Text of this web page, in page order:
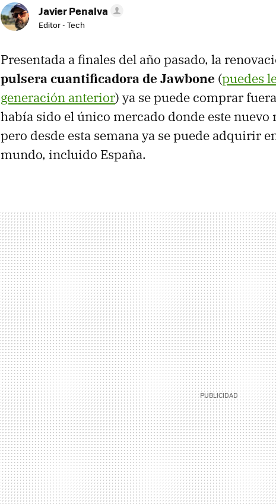
Javier Penalva
Editor - Tech
Presentada a finales del año pasado, la
pulsera cuantificadora de Jawbone (puedes
generación anterior) ya se puede comprar
había sido el único mercado donde este
pero desde esta semana ya se puede adquirir
mundo, incluido España.